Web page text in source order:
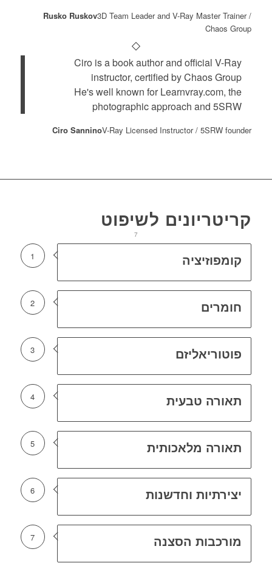
Rusko Ruskov3D Team Leader and V-Ray Master Trainer /
Chaos Group
Ciro is a book author and official V-Ray
instructor, certified by Chaos Group
He's well known for Learnvray.com, the
photographic approach and 5SRW
Ciro SanninoV-Ray Licensed Instructor / 5SRW founder
קריטריונים לשיפוט
1
2
3
4
5
6
7
1 קומפוזיציה
2 חומרים
3 פוטוריאליזם
4 תאורה טבעית
5 תאורה מלאכותית
6 יצירתיות וחדשנות
7 מורכבות הסצנה